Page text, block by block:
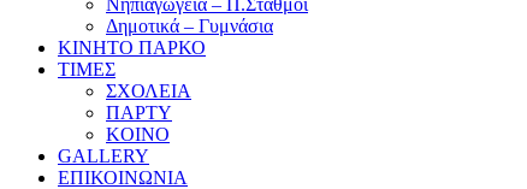
Νηπιαγωγεία – Π.Σταθμοί
Δημοτικά – Γυμνάσια
ΚΙΝΗΤΟ ΠΑΡΚΟ
ΤΙΜΕΣ
ΣΧΟΛΕΙΑ
ΠΑΡΤΥ
KOINO
GALLERY
ΕΠΙΚΟΙΝΩΝΙΑ